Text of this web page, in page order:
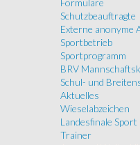
Formulare
Schutzbeauftragte
Externe anonyme
Sportbetrieb
Sportprogramm
BRV
Schul- und
Aktuelles
Wieselabzeichen
Landesfinale Sport
Trainer